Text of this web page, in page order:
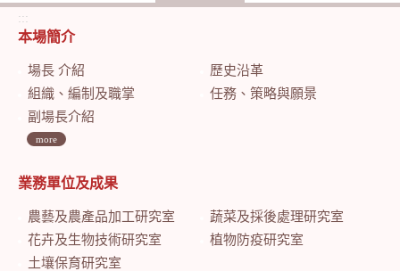
:::
本場簡介
場長 介紹
歷史沿革
組織、編制及職掌
任務、策略與願景
副場長介紹
more
業務單位及成果
農藝及農產品加工研究室
蔬菜及採後處理研究室
花卉及生物技術研究室
植物防疫研究室
土壤保育研究室